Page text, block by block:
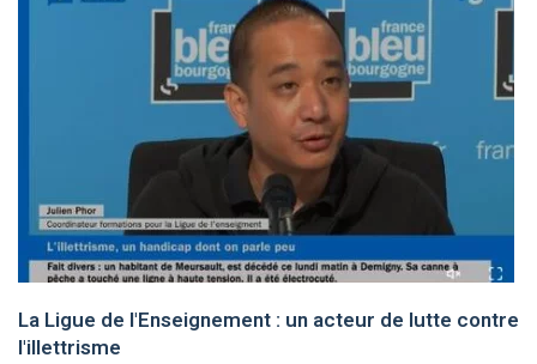
La Ligue de l'Enseignement : un acteur de lutte contre
l'illettrisme